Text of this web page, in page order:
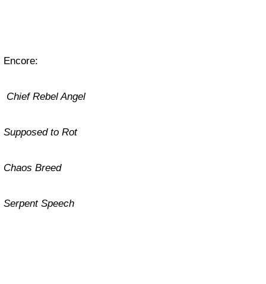
Encore:
Chief Rebel Angel
Supposed to Rot
Chaos Breed
Serpent Speech